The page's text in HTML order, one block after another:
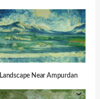
Landscape Near Ampurdan